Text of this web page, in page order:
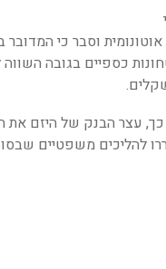
וסבר כי המדובר
עצר הבנק של היזם
להליכים משפטיים